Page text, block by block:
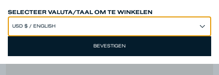
SELECTEER VALUTA/TAAL OM TE WINKELEN
BEVESTIGEN
50% OFF SITEWIDE*